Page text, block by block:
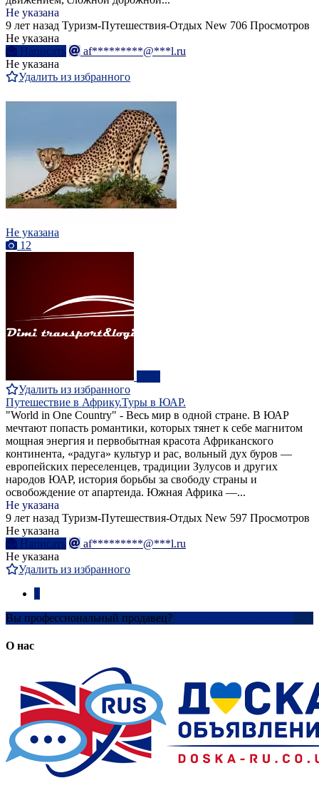
Не указана
9 лет назад Туризм-Путешествия-Отдых New 706 Просмотров
Не указана
Написать
af*********@***l.ru
Не указана
Удалить из избранного
Не указана
12
Удалить из избранного
Путешествие в Африку.Туры в ЮАР.
"World in One Country" - Весь мир в одной стране. В ЮАР
мечтают попасть романтики, которых тянет к себе магнитом
мощная энергия и первобытная красота Африканского
континента, «радуга» культур и рас, вольный дух буров —
европейских переселенцев, традиции Зулусов и других
народов ЮАР, история борьбы за свободу страны и
освобождение от апартеида. Южная Африка —...
Не указана
9 лет назад Туризм-Путешествия-Отдых New 597 Просмотров
Не указана
Написать
af*********@***l.ru
Не указана
Удалить из избранного
Вы профессиональный продавец?
О нас